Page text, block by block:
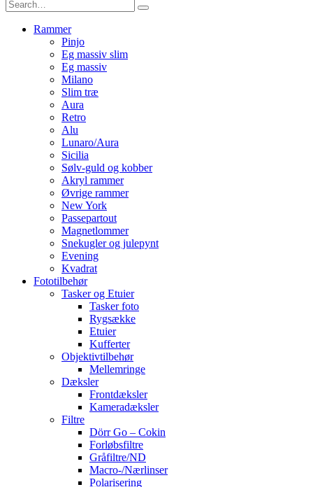
Rammer
Pinjo
Eg massiv slim
Eg massiv
Milano
Slim træ
Aura
Retro
Alu
Lunaro/Aura
Sicilia
Sølv-guld og kobber
Akryl rammer
Øvrige rammer
New York
Passepartout
Magnetlommer
Snekugler og julepynt
Evening
Kvadrat
Fototilbehør
Tasker og Etuier
Tasker foto
Rygsække
Etuier
Kufferter
Objektivtilbehør
Mellemringe
Dæksler
Frontdæksler
Kameradæksler
Filtre
Dörr Go – Cokin
Forløbsfiltre
Gråfiltre/ND
Macro-/Nærlinser
Polarisering